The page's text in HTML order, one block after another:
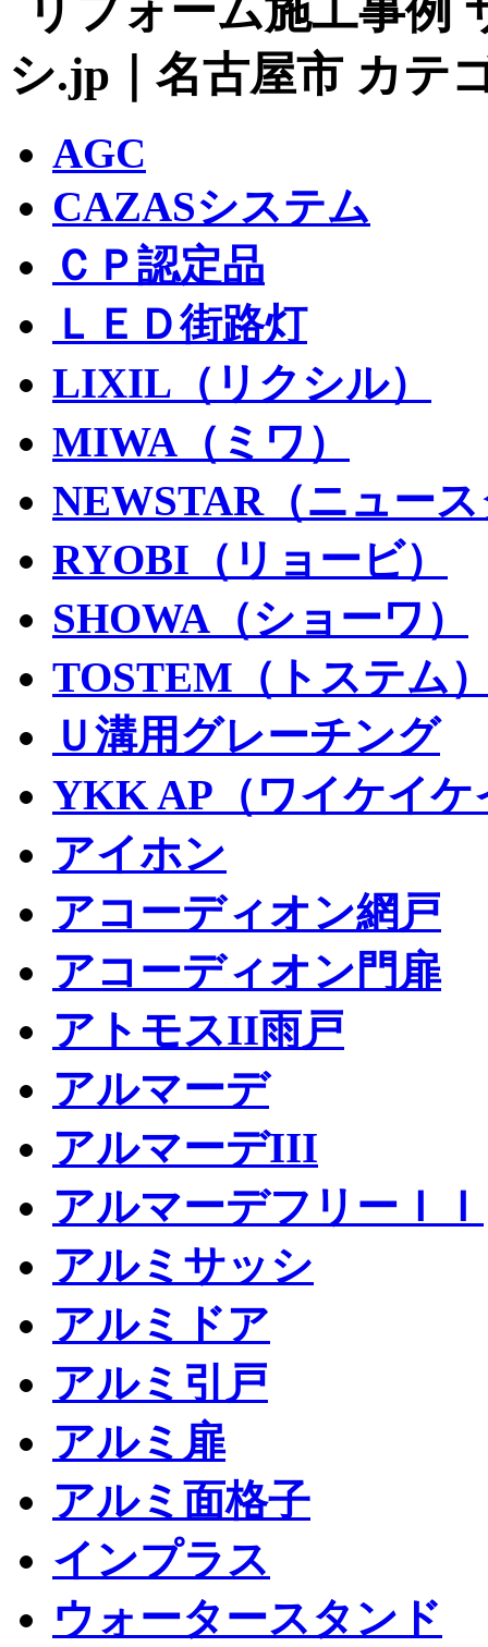
AGC
CAZASシステム
ＣＰ認定品
ＬＥＤ街路灯
LIXIL（リクシル）
MIWA（ミワ）
NEWSTAR（ニュー
RYOBI（リョービ）
SHOWA（ショーワ）
TOSTEM（トステム
Ｕ溝用グレーチング
YKK AP（ワイケイケ
アイホン
アコーディオン網戸
アコーディオン門扉
アトモスII雨戸
アルマーデ
アルマーデIII
アルマーデフリーＩＩ
アルミサッシ
アルミドア
アルミ引戸
アルミ扉
アルミ面格子
インプラス
ウォータースタンド